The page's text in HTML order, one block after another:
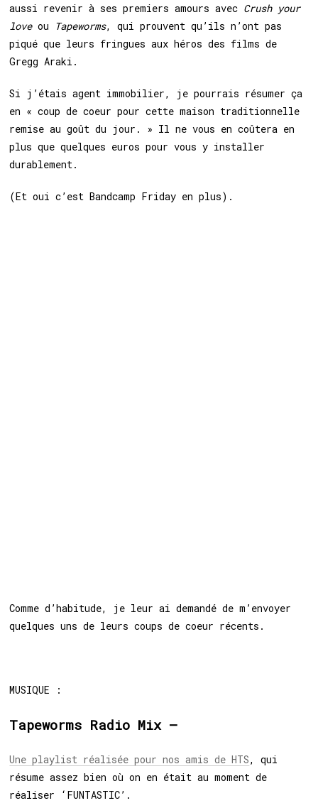
aussi revenir à ses premiers amours avec Crush your
loveou Tapeworms, qui prouvent qu’ils n’ont pas
piqué que leurs fringues aux héros des films de
Gregg Araki.
Si j’étais agent immobilier, je pourrais résumer ça
en « coup de coeur pour cette maison traditionnelle
remise au goût du jour. » Il ne vous en coûtera en
plus que quelques euros pour vous y installer
durablement.
(Et oui c’est Bandcamp Friday en plus).
Comme d’habitude, je leur ai demandé de m’envoyer
quelques uns de leurs coups de coeur récents.
MUSIQUE :
Tapeworms Radio Mix –
Une playlist réalisée pour nos amis de HTS, qui
résume assez bien où on en était au moment de
réaliser ‘FUNTASTIC’.